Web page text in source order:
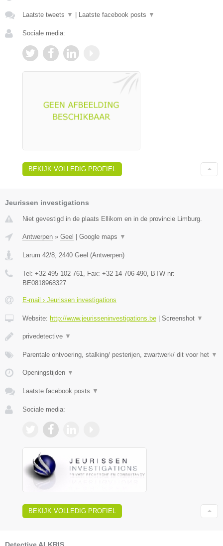
Laatste tweets ▼ Laatste facebook posts ▼
Sociale media:
BEKIJK VOLLEDIG PROFIEL
Jeurissen investigations
Niet gevestigd in de plaats Ellikom en in de provincie Limburg.
Antwerpen » Geel | Google maps ▼
Larum 42/8 2440 Geel (Antwerpen)
Tel: +32 495 102 761 , Fax: +32 14 706 490 , BTW-nr:
BE0818968327
E-mail › Jeurissen investigations
Website: http://www.jeurisseninvestigations.be | Screenshot ▼
privedetective ▼
Parentale ontvoering, stalking/ pesterijen, zwartwerk/ dit voor het ▼
Openingstijden ▼
Laatste facebook posts ▼
Sociale media:
BEKIJK VOLLEDIG PROFIEL